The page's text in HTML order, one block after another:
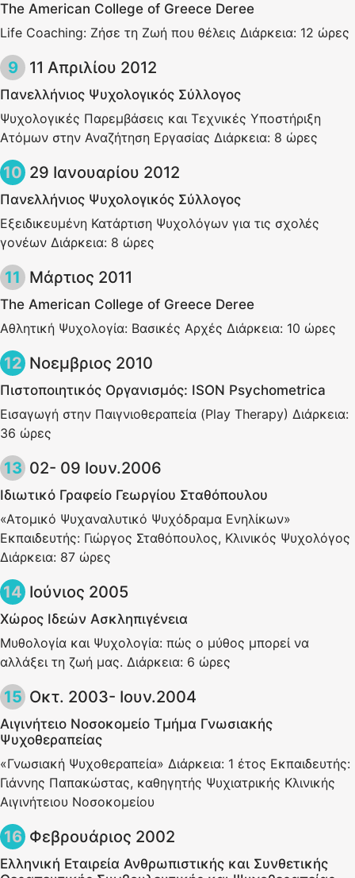
Τhe American College of Greece Deree
Life Coaching: Ζήσε τη Ζωή που θέλεις Διάρκεια: 12 ώρες
11 Απριλίου 2012
Πανελλήνιος Ψυχολογικός Σύλλογος
Ψυχολογικές Παρεμβάσεις και Τεχνικές Υποστήριξη
Ατόμων στην Αναζήτηση Εργασίας Διάρκεια: 8 ώρες
29 Ιανουαρίου 2012
Πανελλήνιος Ψυχολογικός Σύλλογος
Εξειδικευμένη Κατάρτιση Ψυχολόγων για τις σχολές
γονέων Διάρκεια: 8 ώρες
Μάρτιος 2011
The American College of Greece Deree
Αθλητική Ψυχολογία: Βασικές Αρχές Διάρκεια: 10 ώρες
Νοεμβριος 2010
Πιστοποιητικός Οργανισμός: ISON Psychometrica
Εισαγωγή στην Παιγνιοθεραπεία (Play Therapy) Διάρκεια:
36 ώρες
02- 09 Ιουν.2006
Ιδιωτικό Γραφείο Γεωργίου Σταθόπουλου
«Ατομικό Ψυχαναλυτικό Ψυχόδραμα Ενηλίκων»
Εκπαιδευτής: Γιώργος Σταθόπουλος, Κλινικός Ψυχολόγος
Διάρκεια: 87 ώρες
Ιούνιος 2005
Χώρος Ιδεών Ασκληπιγένεια
Μυθολογία και Ψυχολογία: πώς ο μύθος μπορεί να
αλλάξει τη ζωή μας. Διάρκεια: 6 ώρες
Οκτ. 2003- Ιουν.2004
Αιγινήτειο Νοσοκομείο Τμήμα Γνωσιακής
Ψυχοθεραπείας
«Γνωσιακή Ψυχοθεραπεία» Διάρκεια: 1 έτος Εκπαιδευτής:
Γιάννης Παπακώστας, καθηγητής Ψυχιατρικής Κλινικής
Αιγινήτειου Νοσοκομείου
Φεβρουάριος 2002
Ελληνική Εταιρεία Ανθρωπιστικής και Συνθετικής